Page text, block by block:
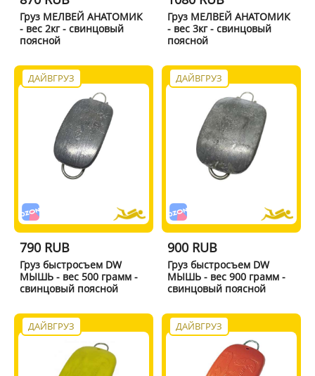
Груз МЕЛВЕЙ АНАТОМИК
- вес 2кг - свинцовый
поясной
Груз МЕЛВЕЙ АНАТОМИК
- вес 3кг - свинцовый
поясной
ДАЙВГРУЗ
790 RUB
Груз быстросъем DW
МЫШЬ - вес 500 грамм -
свинцовый поясной
ДАЙВГРУЗ
900 RUB
Груз быстросъем DW
МЫШЬ - вес 900 грамм -
свинцовый поясной
ДАЙВГРУЗ ДАЙВГРУЗ